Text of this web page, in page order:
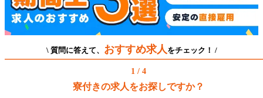
\ 質問に答えて、 おすすめ求人 をチェック！ /
1 / 4
寮付きの求人をお探しですか？